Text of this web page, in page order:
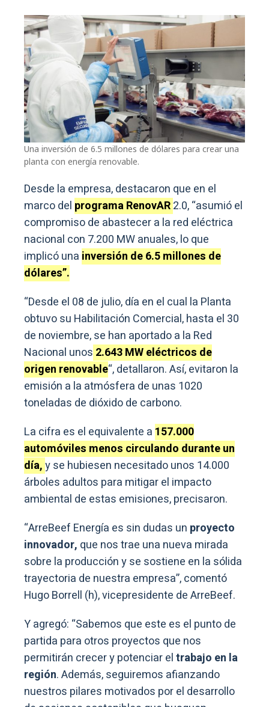
Una inversión de 6.5 millones de dólares para crear una
planta con energía renovable.
Desde la empresa, destacaron que en el
marco del programa RenovAR2.0, “asumió el
compromiso de abastecer a la red eléctrica
nacional con 7.200 MW anuales, lo que
implicó una inversión de 6.5 millones de
dólares”.
“Desde el 08 de julio, día en el cual la Planta
obtuvo su Habilitación Comercial, hasta el 30
de noviembre, se han aportado a la Red
Nacional unos 2.643 MW eléctricos de
origen renovable“, detallaron. Así, evitaron la
emisión a la atmósfera de unas 1020
toneladas de dióxido de carbono.
La cifra es el equivalente a 157.000
automóviles menos circulando durante un
día,y se hubiesen necesitado unos 14.000
árboles adultos para mitigar el impacto
ambiental de estas emisiones, precisaron.
“ArreBeef Energía es sin dudas un proyecto
innovador, que nos trae una nueva mirada
sobre la producción y se sostiene en la sólida
trayectoria de nuestra empresa”, comentó
Hugo Borrell (h), vicepresidente de ArreBeef.
Y agregó: “Sabemos que este es el punto de
partida para otros proyectos que nos
permitirán crecer y potenciar eltrabajo en la
región. Además, seguiremos afianzando
nuestros pilares motivados por el desarrollo